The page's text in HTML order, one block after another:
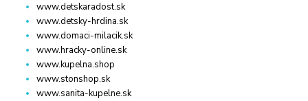
www.detskaradost.sk
www.detsky-hrdina.sk
www.domaci-milacik.sk
www.hracky-online.sk
www.kupelna.shop
www.stonshop.sk
www.sanita-kupelne.sk